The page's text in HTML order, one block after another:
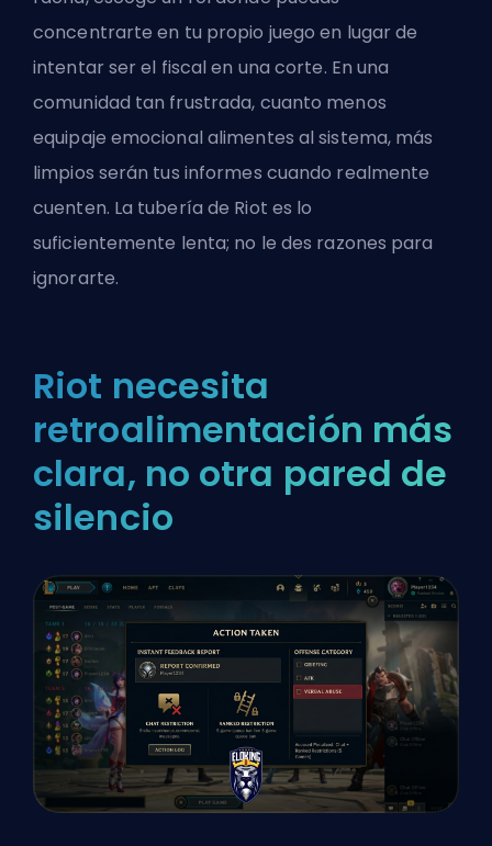
concentrarte en tu propio juego en lugar de
intentar ser el fiscal en una corte. En una
comunidad tan frustrada, cuanto menos
equipaje emocional alimentes al sistema, más
limpios serán tus informes cuando realmente
cuenten. La tubería de Riot es lo
suficientemente lenta; no le des razones para
ignorarte.
Riot necesita
retroalimentación más
clara, no otra pared de
silencio